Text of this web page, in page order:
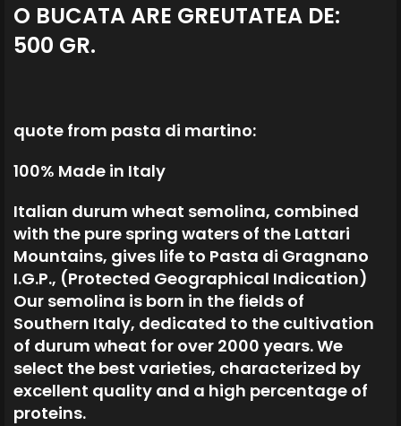
O BUCATA ARE GREUTATEA DE:
500 GR.
quote from pasta di martino:
100% Made in Italy
Italian durum wheat semolina, combined
with the pure spring waters of the Lattari
Mountains, gives life to Pasta di Gragnano
I.G.P., (Protected Geographical Indication)
Our semolina is born in the fields of
Southern Italy, dedicated to the cultivation
of durum wheat for over 2000 years. We
select the best varieties, characterized by
excellent quality and a high percentage of
proteins.